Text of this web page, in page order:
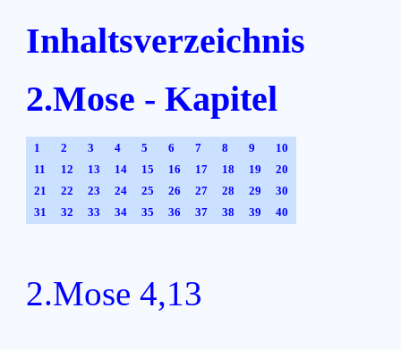
Inhaltsverzeichnis
2.Mose - Kapitel
1 2 3 4 5 6 7 8 9
10
11
12 13 14 15 16 17 18 19
20
21
22 23 24 25 26 27 28 29
30
31
32 33 34 35 36 37 38 39 40
2.Mose 4,13